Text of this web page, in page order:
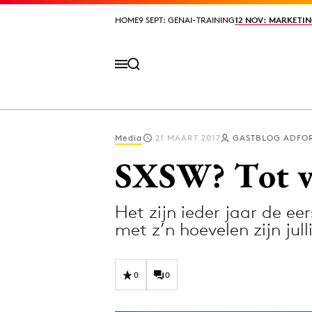
HOME9 SEPT: GENAI-TRAINING12 NOV:
HOME9 SEPT: GENAI-TRAINING12 NOV:
Media 21 MAART 2017 GASTBLOG
SXSW? Tot
Het zijn ieder jaar de
met z’n hoevelen zijn
0 0